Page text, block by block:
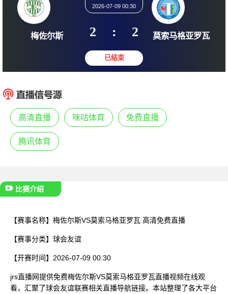
梅佐尔斯
球会友谊
2026-07-09 00:30
2 : 2 莫索马
高清直播 咪咕体育 免费直播
腾讯体育
比赛介绍
【赛事名称】 梅佐尔斯VS莫索马格亚罗瓦 高清免费直播
【赛事分类】 球会友谊
【开赛时间】 2026-07-09 00:30
jrs直播网提供免费梅佐尔斯VS莫索马格亚罗瓦直播视频在线观
看，汇聚了球会友谊联赛相关直播导航链接。本站整理了各大平台